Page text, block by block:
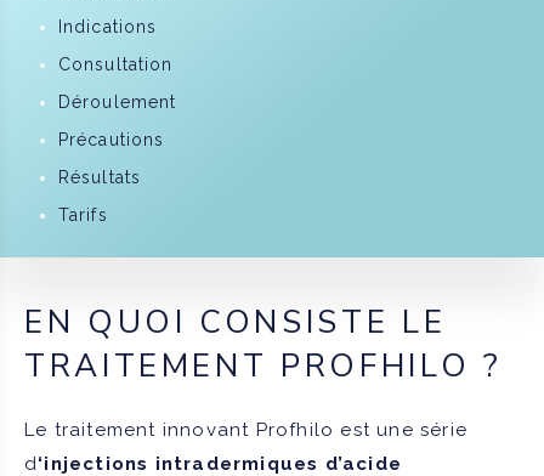
Indications
Consultation
Déroulement
Précautions
Résultats
Tarifs
EN QUOI CONSISTE LE
TRAITEMENT PROFHILO ?
Le traitement innovant Profhilo est une série
d‘injections intradermiques d’acide